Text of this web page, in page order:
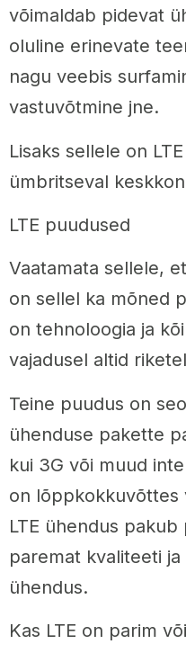
võimaldab pidevat
oluline erinevate
nagu veebis
vastuvõtmine jne.
Lisaks sellele on
ümbritseval
LTE puudused
Vaatamata sellele,
on sellel ka mõned
on tehnoloogia ja
vajadusel altid
Teine puudus on
ühenduse pakette
kui 3G või muud
on lõppkokkuvõttes
LTE ühendus
paremat kvaliteeti
ühendus.
Kas LTE on parim